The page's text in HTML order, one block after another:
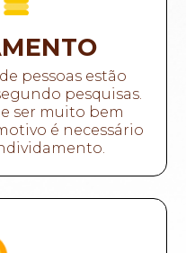
pessoas estão
pesquisas.
ser muito bem
é necessário